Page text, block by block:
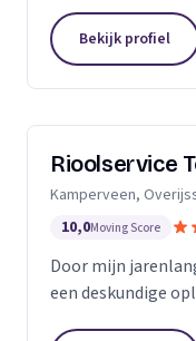
wilde en besloot
Bekijk profiel
Rioolservice
Kamperveen,
10,0Moving Score
Door mijn
een deskundige